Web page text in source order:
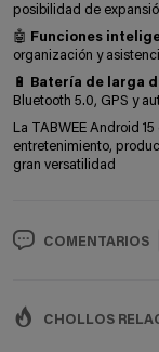
posibilidad de
🤖
Funciones
organización y
🔋
Batería de larga
Bluetooth 5.0, GPS y
La TABWEE Android 15
entretenimiento,
gran versatilidad
COMENTARIOS
CHOLLOS